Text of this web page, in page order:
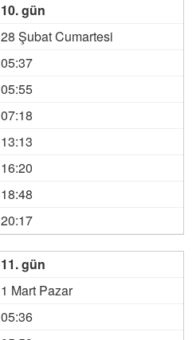
10. gün
28 Şubat Cumartesi
05:37
05:55
07:18
13:13
16:20
18:48
20:17
11. gün
1 Mart Pazar
05:36